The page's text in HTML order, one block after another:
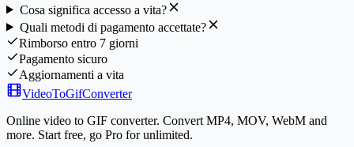
Cosa significa accesso a vita?
Quali metodi di pagamento accettate?
Rimborso entro 7 giorni
Pagamento sicuro
Aggiornamenti a vita
VideoToGifConverter
Online video to GIF converter. Convert MP4, MOV, WebM and
more. Start free, go Pro for unlimited.